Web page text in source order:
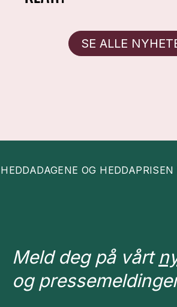
SE ALLE
HEDDADAGENE OG
Meld deg på vårt
og